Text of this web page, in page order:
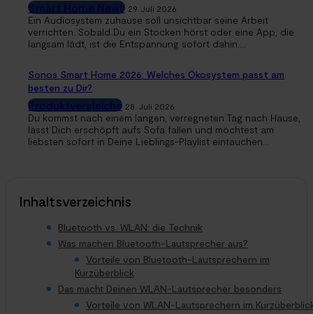
Smart Home News 29. Juli 2026
Ein Audiosystem zuhause soll unsichtbar seine Arbeit
verrichten. Sobald Du ein Stocken hörst oder eine App, die
langsam lädt, ist die Entspannung sofort dahin....
Sonos Smart Home 2026: Welches Ökosystem passt am
besten zu Dir?
Produktvergleiche 28. Juli 2026
Du kommst nach einem langen, verregneten Tag nach Hause,
lässt Dich erschöpft aufs Sofa fallen und möchtest am
liebsten sofort in Deine Lieblings-Playlist eintauchen...
Inhaltsverzeichnis
Bluetooth vs. WLAN: die Technik
Was machen Bluetooth-Lautsprecher aus?
Vorteile von Bluetooth-Lautsprechern im
Kurzüberblick
Das macht Deinen WLAN-Lautsprecher besonders
Vorteile von WLAN-Lautsprechern im